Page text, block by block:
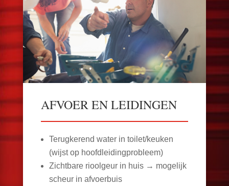
AFVOER EN LEIDINGEN
Terugkerend water in toilet/keuken
(wijst op hoofdleidingprobleem)
Zichtbare rioolgeur in huis → mogelijk
scheur in afvoerbuis